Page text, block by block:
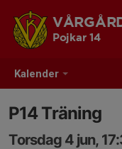
Kalender
Pojkar 14
P14 Träning
Torsdag 4 jun,